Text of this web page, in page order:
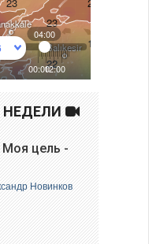
Моя цель -
Новинков